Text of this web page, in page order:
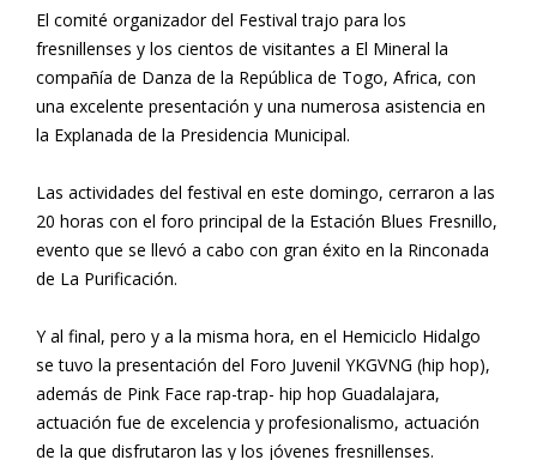
El comité organizador del Festival trajo para los
fresnillenses y los cientos de visitantes a El Mineral la
compañía de Danza de la República de Togo, Africa, con
una excelente presentación y una numerosa asistencia en
la Explanada de la Presidencia Municipal.
Las actividades del festival en este domingo, cerraron a las
20 horas con el foro principal de la Estación Blues Fresnillo,
evento que se llevó a cabo con gran éxito en la Rinconada
de La Purificación.
Y al final, pero y a la misma hora, en el Hemiciclo Hidalgo
se tuvo la presentación del Foro Juvenil YKGVNG (hip hop),
además de Pink Face rap-trap- hip hop Guadalajara,
actuación fue de excelencia y profesionalismo, actuación
de la que disfrutaron las y los jóvenes fresnillenses.